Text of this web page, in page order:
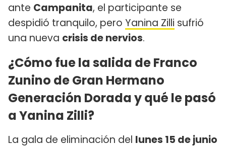
ante Campanita, el participante se
despidió tranquilo, pero Yanina Zilli sufrió
una nueva crisis de nervios.
¿Cómo fue la salida de Franco
Zunino de Gran Hermano
Generación Dorada y qué le pasó
a Yanina Zilli?
La gala de eliminación del lunes 15 de junio